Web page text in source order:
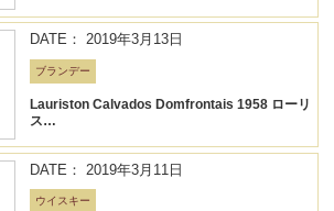
DATE： 2019年3月13日
ブランデー
Lauriston Calvados Domfrontais 1958 ローリ
ス…
DATE： 2019年3月11日
ウイスキー